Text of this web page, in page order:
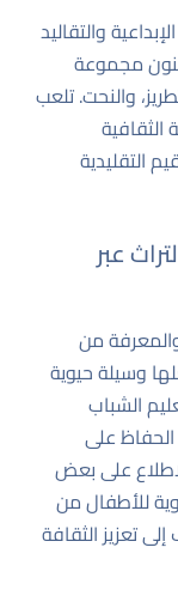
والتقاليد
مجموعة
والنحت. تلعب
التقليدية
عبر
من
وسيلة حيوية
الشباب
على
على بعض
للأطفال من
تعزيز الثقافة